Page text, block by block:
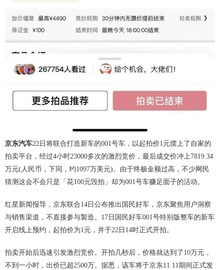
京东汽车22日将联合打造新车的001号车，以起拍价1元摆上了自家的
拍卖平台，经过4小时23000多次的激烈竞价，最后成交价冲上7819.34
万元(人民币，下同，约1097万美元)。由于终极金额过高，不少网民
猜测这会不会只是「花100元毁拍」却为001号车赚足面子的活动。
红星新闻报导，京东联合14日公布推出国民好车，京东聚焦用户洞察
与销售渠道，不直接参与製造。17日国民好车001号特别版整车的新车
开启线上预约，起拍价为1元，并于22日14时正式开拍。
拍卖开始后迅速引发激烈竞价。开拍几秒后，价格就达到了10万元，
不到一小时，出价已超2500万。据悉，该车将于京东11.11期间正式发